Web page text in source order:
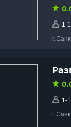
1-
г.
1-
г.